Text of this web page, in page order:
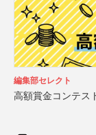
編集部セレクト
高額賞金コンテス